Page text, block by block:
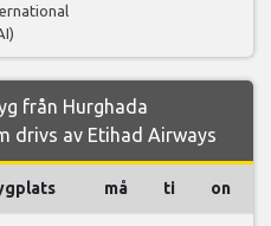
från Hurghada
drivs av Etihad Airways
må ti on